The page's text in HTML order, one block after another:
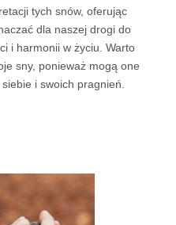
tych snów, oferując
dla naszej drogi do
i harmonii w życiu. Warto
sny, ponieważ mogą one
i swoich pragnień.